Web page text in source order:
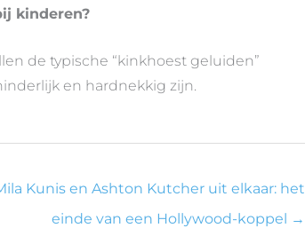
kinderen?
de typische “kinkhoest geluiden”
en hardnekkig zijn.
Kunis en Ashton Kutcher uit elkaar: het
einde van een Hollywood-koppel →